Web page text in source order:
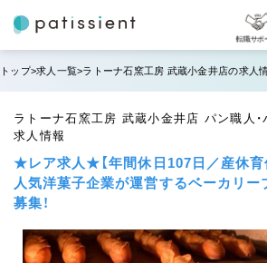
転職サポ
トップ 求人一覧 ラトーナ石窯工房 武蔵小金井店の求人
ラトーナ石窯工房 武蔵小金井店 パン職人
求人情報
★レア求人★【年間休日107日／産休育
人気洋菓子企業が運営するベーカリー
募集！